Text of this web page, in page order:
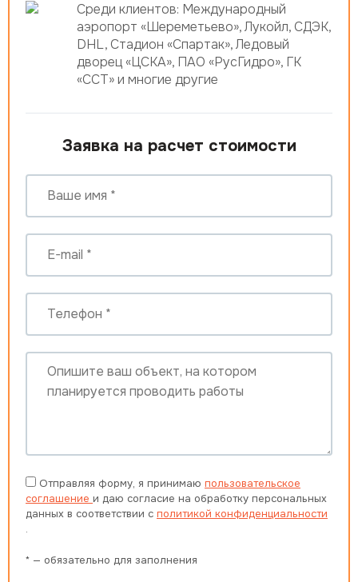
Среди клиентов: Международный
аэропорт «Шереметьево», Лукойл, СДЭК,
DHL, Стадион «Спартак», Ледовый
дворец «ЦСКА», ПАО «РусГидро», ГК
«ССТ» и многие другие
Заявка на расчет стоимости
Отправляя форму, я принимаю пользовательское
соглашение и даю согласие на обработку персональных
данных в соответствии с политикой конфиденциальности
.
* — обязательно для заполнения